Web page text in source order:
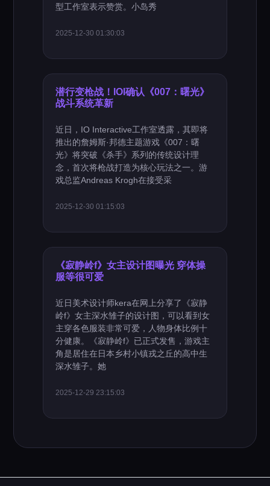
型工作室表示赞赏。小岛秀
2025-12-30 01:30:03
潜行变枪战！IOI确认《007：曙光》
战斗系统革新
近日，IO Interactive工作室透露，其即将
推出的詹姆斯·邦德主题游戏《007：曙
光》将突破《杀手》系列的传统设计理
念，首次将枪战打造为核心玩法之一。游
戏总监Andreas Krogh在接受采
2025-12-30 01:15:03
《寂静岭f》女主设计图曝光 穿体操
服等很可爱
近日美术设计师kera在网上分享了《寂静
岭f》女主深水雏子的设计图，可以看到女
主穿各色服装非常可爱，人物身体比例十
分健康。《寂静岭f》已正式发售，游戏主
角是居住在日本乡村小镇戎之丘的高中生
深水雏子。她
2025-12-29 23:15:03